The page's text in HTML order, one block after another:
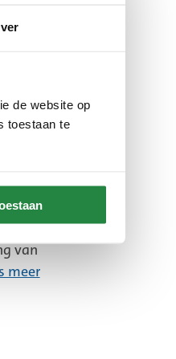
de website op
toestaan te
meest
van
meer